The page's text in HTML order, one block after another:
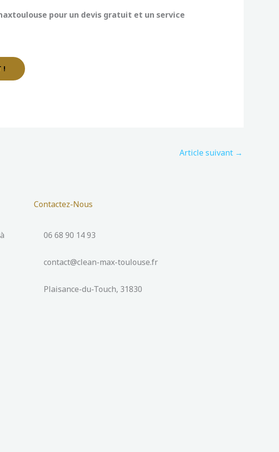
pour un devis gratuit et un service
!
Article suivant →
Contactez-Nous
06 68 90 14 93
contact@clean-max-toulouse.fr
Plaisance-du-Touch, 31830